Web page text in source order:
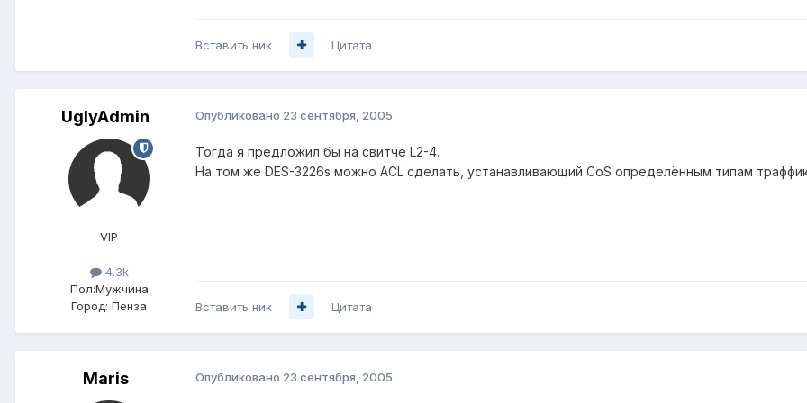
Вставить ник Цитата
UglyAdmin
VIP
4.3k
Пол:Мужчина
Город: Пенза
Опубликовано 23 сентября, 2005
Тогда я предложил бы на свитче L2-4.
На том же DES-3226s можно ACL сделать, устанавливающий CoS определённым типам
Вставить ник Цитата
Maris Опубликовано 23 сентября, 2005